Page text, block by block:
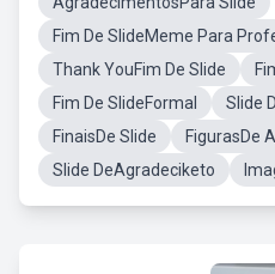
Fim De SlideMeme Para
Thank YouFim De Slide
Fim De SlideFormal
Slide
FinaisDe Slide
FigurasDe
Slide DeAgradeciketo